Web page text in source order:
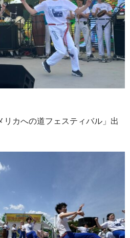
リカへの道フェスティバル」出